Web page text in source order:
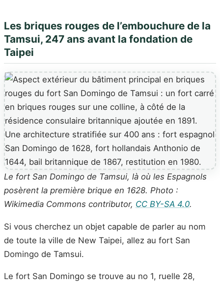
Les briques rouges de l’embouchure de la
Tamsui, 247 ans avant la fondation de
Taipei
Le fort San Domingo de Tamsui, là où les Espagnols
posèrent la première brique en 1628. Photo :
Wikimedia Commons contributor, CC BY-SA 4.0.
Si vous cherchez un objet capable de parler au nom
de toute la ville de New Taipei, allez au fort San
Domingo de Tamsui.
Le fort San Domingo se trouve au no 1, ruelle 28,